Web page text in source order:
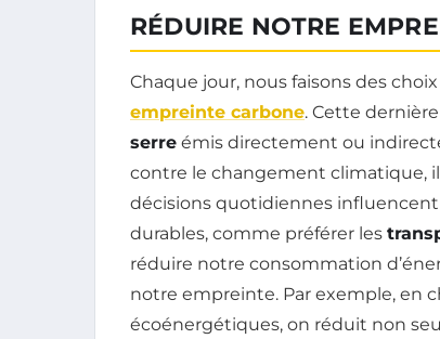
RÉDUIRE NOTRE
Chaque jour, nous faisons des
empreinte carbone. Cette
serre émis directement ou
contre le changement climatique,
décisions quotidiennes
durables, comme préférer les
réduire notre consommation
notre empreinte. Par exemple, en
écoénergétiques, on réduit non